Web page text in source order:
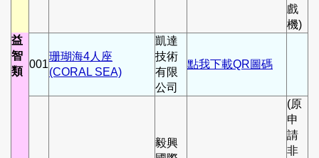
戲
機)
益
智
類
001
珊瑚海4人座
(CORAL SEA)
凱達
技術
有限
公司
點我下載QR圖碼
毅興
(原
申
請
非